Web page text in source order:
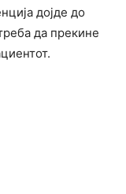
дојде до
да прекине